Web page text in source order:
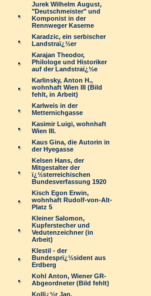
Jurek Wilhelm August,
"Deutschmeister" und
Komponist in der
Rennweger Kaserne
Karadzic, ein serbischer
Landstraï¿½er
Karajan Theodor,
Philologe und Historiker
auf der Landstraï¿½e
Karlinsky, Anton H.,
wohnhaft Wien III (Bild
fehlt, in Arbeit)
Karlweis in der
Metternichgasse
Kasimir Luigi, wohnhaft
Wien III.
Kaus Gina, die Autorin in
der Hyegasse
Kelsen Hans, der
Mitgestalter der
ï¿½sterreichischen
Bundesverfassung 1920
Kisch Egon Erwin,
wohnhaft Rudolf-von-Alt-
Platz 5
Kleiner Salomon,
Kupferstecher und
Vedutenzeichner (in
Arbeit)
Klestil - der
Bundesprï¿½sident aus
Erdberg
Kohl Anton, Wiener GR-
Abgeordneter (Bild fehlt)
Kollï¿½r Jan,